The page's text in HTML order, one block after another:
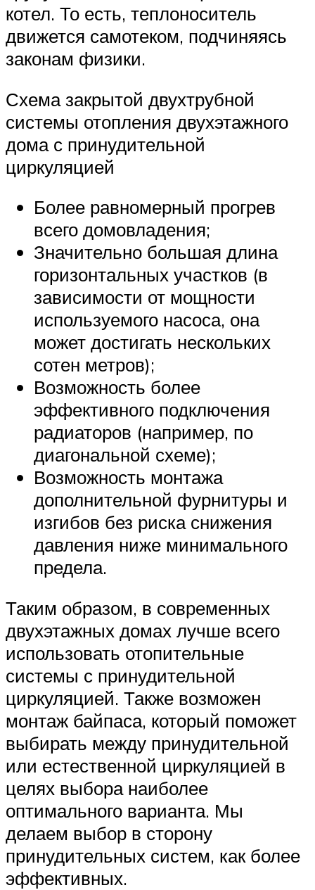
котел. То есть, теплоноситель
движется самотеком, подчиняясь
законам физики.
Схема закрытой двухтрубной
системы отопления двухэтажного
дома с принудительной
циркуляцией
Более равномерный прогрев
всего домовладения;
Значительно большая длина
горизонтальных участков (в
зависимости от мощности
используемого насоса, она
может достигать нескольких
сотен метров);
Возможность более
эффективного подключения
радиаторов (например, по
диагональной схеме);
Возможность монтажа
дополнительной фурнитуры и
изгибов без риска снижения
давления ниже минимального
предела.
Таким образом, в современных
двухэтажных домах лучше всего
использовать отопительные
системы с принудительной
циркуляцией. Также возможен
монтаж байпаса, который поможет
выбирать между принудительной
или естественной циркуляцией в
целях выбора наиболее
оптимального варианта. Мы
делаем выбор в сторону
принудительных систем, как более
эффективных.